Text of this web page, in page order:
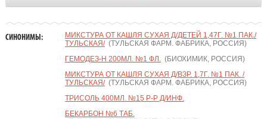
СИНОНИМЫ:
МИКСТУРА ОТ КАШЛЯ СУХАЯ Д/ДЕТЕЙ 1,47Г. №1 ПАК./
ТУЛЬСКАЯ/(ТУЛЬСКАЯ ФАРМ. ФАБРИКА, РОССИЯ)
ГЕМОДЕЗ-Н 200МЛ. №1 ФЛ.(БИОХИМИК, РОССИЯ)
МИКСТУРА ОТ КАШЛЯ СУХАЯ Д/ВЗР. 1,7Г. №1 ПАК. /
ТУЛЬСКАЯ/(ТУЛЬСКАЯ ФАРМ. ФАБРИКА, РОССИЯ)
ТРИСОЛЬ 400МЛ. №15 Р-Р Д/ИНФ.
БЕКАРБОН №6 ТАБ.